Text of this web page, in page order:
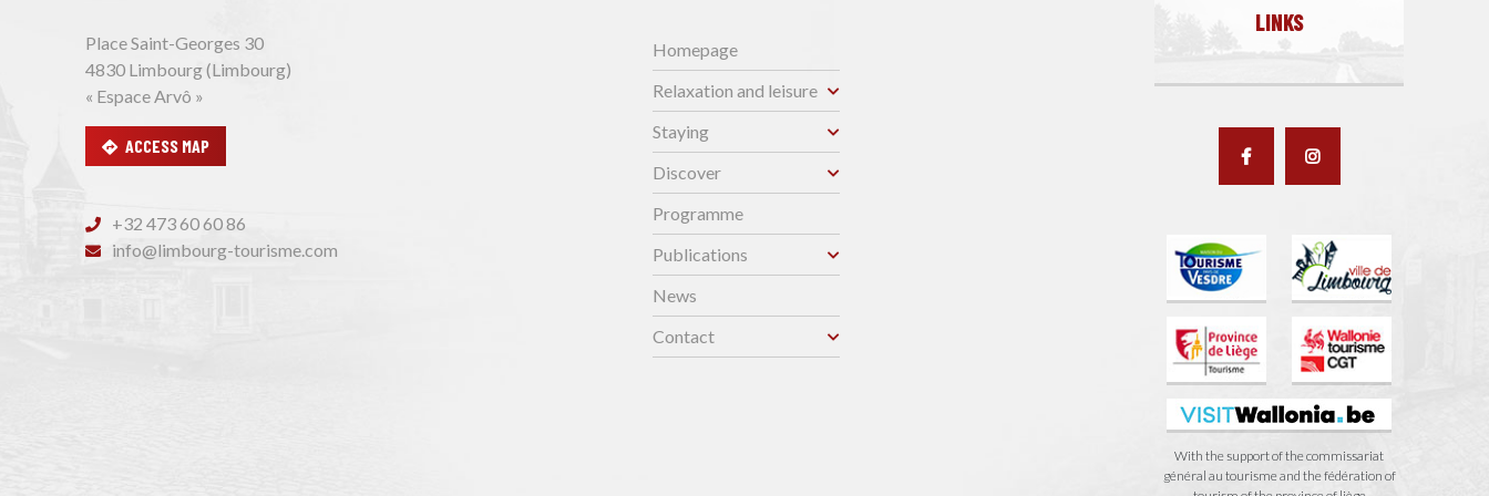
Place Saint-Georges 30
4830 Limbourg (Limbourg)
« Espace Arvô »
ACCESS MAP
+32 473 60 60 86
info@limbourg-tourisme.com
Homepage
Relaxation and leisure
Staying
Discover
Programme
Publications
News
Contact
LINKS
With the support of the commissariat
général au tourisme and the fédération of